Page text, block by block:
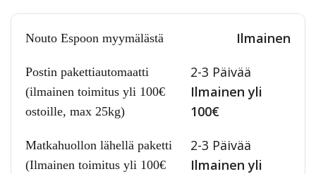
Nouto Espoon myymälästä Ilmainen
Postin pakettiautomaatti
(ilmainen toimitus yli 100€
ostoille, max 25kg)
2-3 Päivää
Ilmainen yli
100€
Matkahuollon lähellä paketti
(Ilmainen toimitus yli 100€
2-3 Päivää
Ilmainen yli